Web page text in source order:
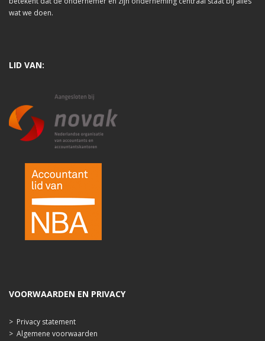
wat we doen.
LID VAN:
VOORWAARDEN EN PRIVACY
> Privacy statement
> Algemene voorwaarden